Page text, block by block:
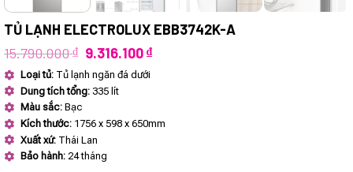
TỦ LẠNH ELECTROLUX EBB3742K-A
15.790.000₫ Giá
gốc
là:
15.790.000 ₫.
9.316.100₫Giá
Loại tủ: Tủ lạnh ngăn đá dưới
Dung tích tổng: 335 lít
Màu sắc: Bạc
Kích thước: 1756 x 598 x 650mm
Xuất xứ: Thái Lan
Bảo hành: 24 tháng